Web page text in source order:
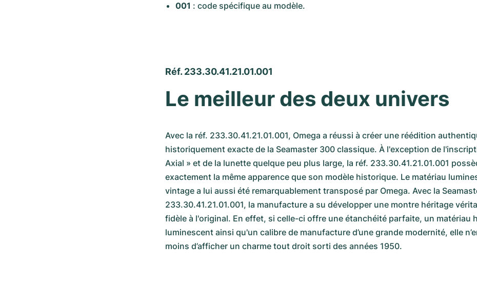
001 : code spécifique au modèle.
Réf. 233.30.41.21.01.001
Le meilleur des deux univers
Avec la réf. 233.30.41.21.01.001, Omega a réussi à créer une réédition
historiquement exacte de la Seamaster 300 classique. À l'exception de
Axial » et de la lunette quelque peu plus large, la réf. 233.30.41.21.01.001
exactement la même apparence que son modèle historique. Le matériau
vintage a lui aussi été remarquablement transposé par Omega. Avec la
233.30.41.21.01.001, la manufacture a su développer une montre héritage
fidèle à l'original. En effet, si celle-ci offre une étanchéité parfaite, un matériau
luminescent ainsi qu'un calibre de manufacture d’une grande modernité, elle
moins d’afficher un charme tout droit sorti des années 1950.